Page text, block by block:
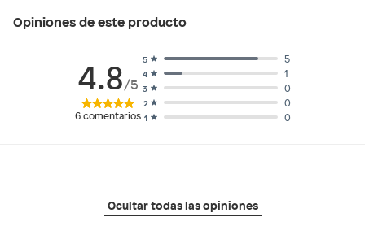
Opiniones de este producto
4.8/5
6 comentarios 1 0
2 0
3 0
4 1
5 5
Ocultar todas las opiniones